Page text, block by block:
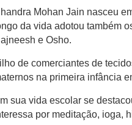
Mohan Jain nasceu
da vida adotou também
e Osho.
de comerciantes de
na primeira infância
sua vida escolar se
por meditação, ioga,